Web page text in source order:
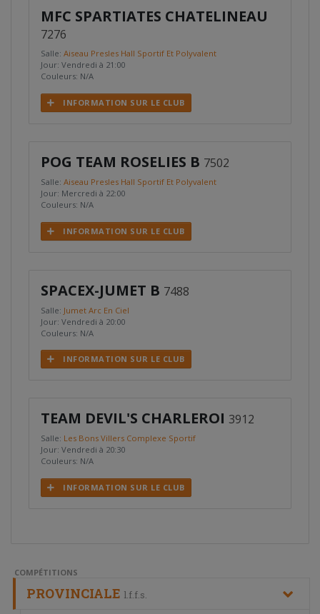
MFC SPARTIATES CHATELINEAU
7276
Salle: Aiseau Presles Hall Sportif Et Polyvalent
Jour: Vendredi à 21:00
Couleurs: N/A
INFORMATION SUR LE CLUB
POG TEAM ROSELIES B 7502
Salle: Aiseau Presles Hall Sportif Et Polyvalent
Jour: Mercredi à 22:00
Couleurs: N/A
INFORMATION SUR LE CLUB
SPACEX-JUMET B 7488
Salle: Jumet Arc En Ciel
Jour: Vendredi à 20:00
Couleurs: N/A
INFORMATION SUR LE CLUB
TEAM DEVIL'S CHARLEROI 3912
Salle: Les Bons Villers Complexe Sportif
Jour: Vendredi à 20:30
Couleurs: N/A
INFORMATION SUR LE CLUB
COMPÉTITIONS
PROVINCIALE l.f.f.s.